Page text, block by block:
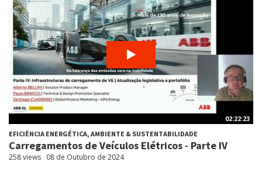
02:22:23
EFICIÊNCIA ENERGÉTICA, AMBIENTE & SUSTENTABILIDADE
Carregamentos de Veículos Elétricos - Parte IV
258 views 08 de Outubro de 2024